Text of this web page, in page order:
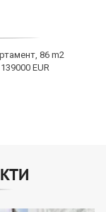
86 m2
EUR